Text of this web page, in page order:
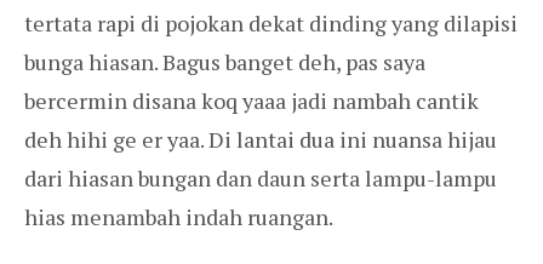
tertata rapi di pojokan dekat dinding yang dilapisi
bunga hiasan. Bagus banget deh, pas saya
bercermin disana koq yaaa jadi nambah cantik
deh hihi ge er yaa. Di lantai dua ini nuansa hijau
dari hiasan bungan dan daun serta lampu-lampu
hias menambah indah ruangan.